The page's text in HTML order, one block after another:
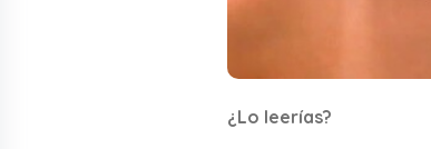
¿Lo leerías?